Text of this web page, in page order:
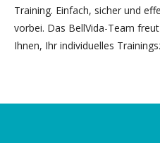
Training. Einfach, sicher und
vorbei. Das BellVida-Team
Ihnen, Ihr individuelles